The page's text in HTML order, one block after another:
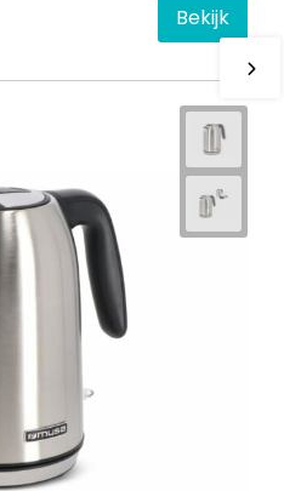
Bekijk